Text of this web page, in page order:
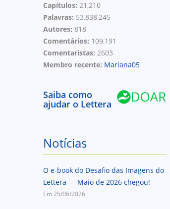
Capítulos: 21,210
Palavras: 53,838,245
Autores: 818
Comentários: 109,191
Comentaristas: 2603
Membro recente: Mariana05
Saiba como
ajudar o Lettera
Notícias
O e-book do Desafio das Imagens do
Lettera — Maio de 2026 chegou!
Em 25/06/2026